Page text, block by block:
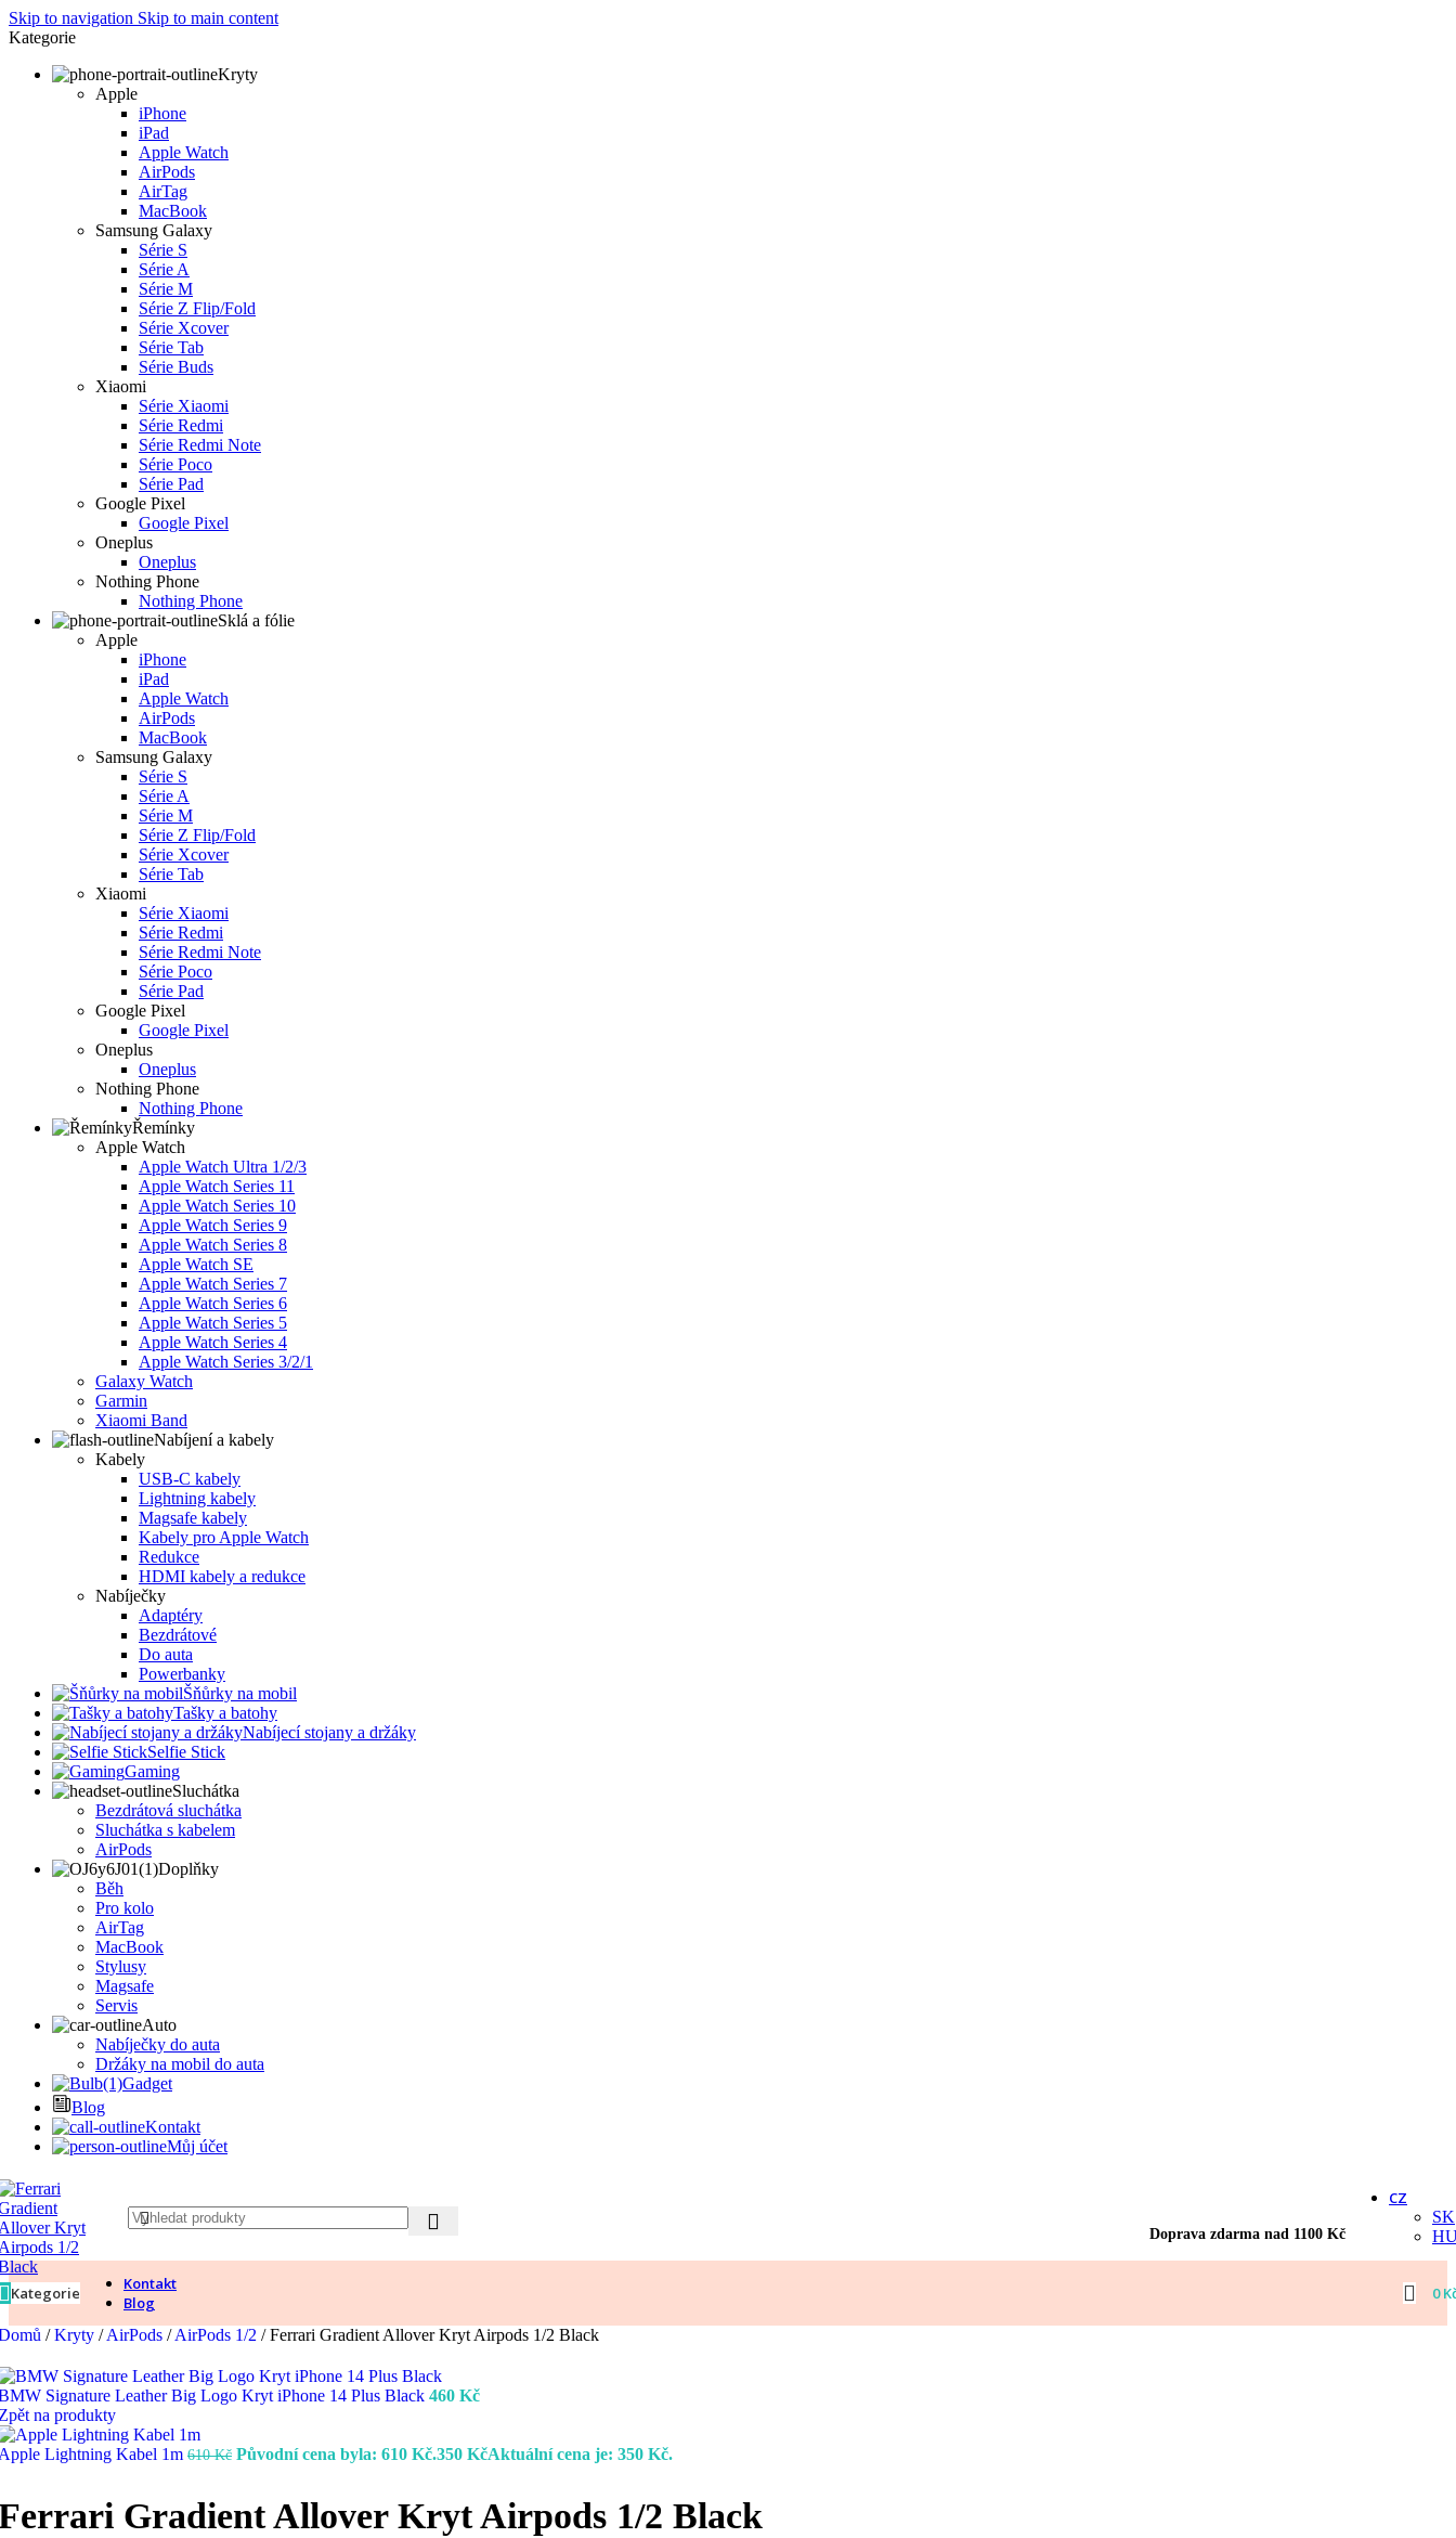
Skip to navigation Skip to main content
Kategorie
Kryty
Apple
iPhone
iPad
Apple Watch
AirPods
AirTag
MacBook
Samsung Galaxy
Série S
Série A
Série M
Série Z Flip/Fold
Série Xcover
Série Tab
Série Buds
Xiaomi
Série Xiaomi
Série Redmi
Série Redmi Note
Série Poco
Série Pad
Google Pixel
Google Pixel
Oneplus
Oneplus
Nothing Phone
Nothing Phone
Sklá a fólie
Apple
iPhone
iPad
Apple Watch
AirPods
MacBook
Samsung Galaxy
Série S
Série A
Série M
Série Z Flip/Fold
Série Xcover
Série Tab
Xiaomi
Série Xiaomi
Série Redmi
Série Redmi Note
Série Poco
Série Pad
Google Pixel
Google Pixel
Oneplus
Oneplus
Nothing Phone
Nothing Phone
Řemínky
Apple Watch
Apple Watch Ultra 1/2/3
Apple Watch Series 11
Apple Watch Series 10
Apple Watch Series 9
Apple Watch Series 8
Apple Watch SE
Apple Watch Series 7
Apple Watch Series 6
Apple Watch Series 5
Apple Watch Series 4
Apple Watch Series 3/2/1
Galaxy Watch
Garmin
Xiaomi Band
Nabíjení a kabely
Kabely
USB-C kabely
Lightning kabely
Magsafe kabely
Kabely pro Apple Watch
Redukce
HDMI kabely a redukce
Nabíječky
Adaptéry
Bezdrátové
Do auta
Powerbanky
Šňůrky na mobil
Tašky a batohy
Nabíjecí stojany a držáky
Selfie Stick
Gaming
Sluchátka
Bezdrátová sluchátka
Sluchátka s kabelem
AirPods
Doplňky
Běh
Pro kolo
AirTag
MacBook
Stylusy
Magsafe
Servis
Auto
Nabíječky do auta
Držáky na mobil do auta
Gadget
Blog
Kontakt
Můj účet
Doprava zdarma nad 1100 Kč
CZ
SK
Kategorie
Kontakt
Blog
0
/ Kryty / AirPods / AirPods 1/2 / Ferrari Gradient Allover Kryt Airpods 1/2 Black
Signature Leather Big Logo Kryt iPhone 14 Plus Black 460 Kč
na produkty
Lightning Kabel 1m 610Kč Původní cena byla: 610 Kč.350 KčAktuální cena je: 350 Kč.
Gradient Allover Kryt Airpods 1/2 Black